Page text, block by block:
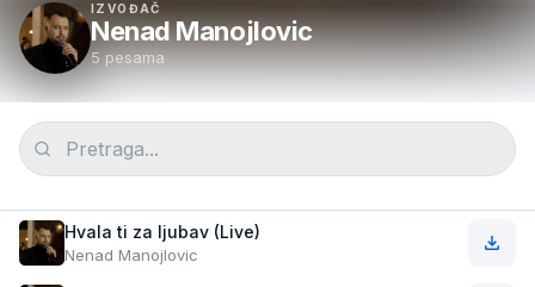
IZVOĐAČ
Nenad Manojlovic
5 pesama
Hvala ti za ljubav (Live)
Nenad Manojlovic